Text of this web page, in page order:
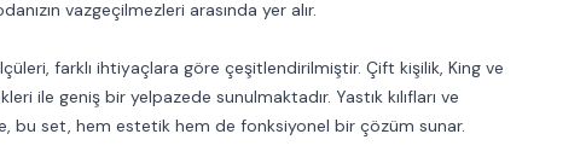
vazgeçilmezleri arasında yer alır.
farklı ihtiyaçlara göre çeşitlendirilmiştir. Çift kişilik, King ve
ile geniş bir yelpazede sunulmaktadır. Yastık kılıfları ve
bu set, hem estetik hem de fonksiyonel bir çözüm sunar.